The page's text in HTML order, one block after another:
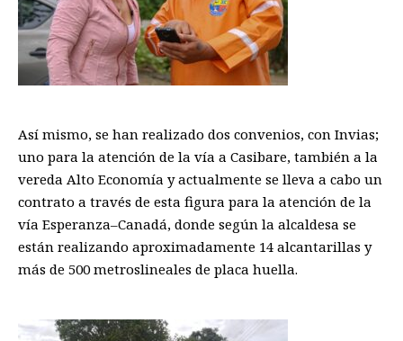
Así mismo, se han realizado dos convenios, con Invias;
uno para la atención de la vía a Casibare, también a la
vereda Alto Economía y actualmente se lleva a cabo un
contrato a través de esta figura para la atención de la
vía Esperanza–Canadá, donde según la alcaldesa se
están realizando aproximadamente 14 alcantarillas y
más de 500 metroslineales de placa huella.